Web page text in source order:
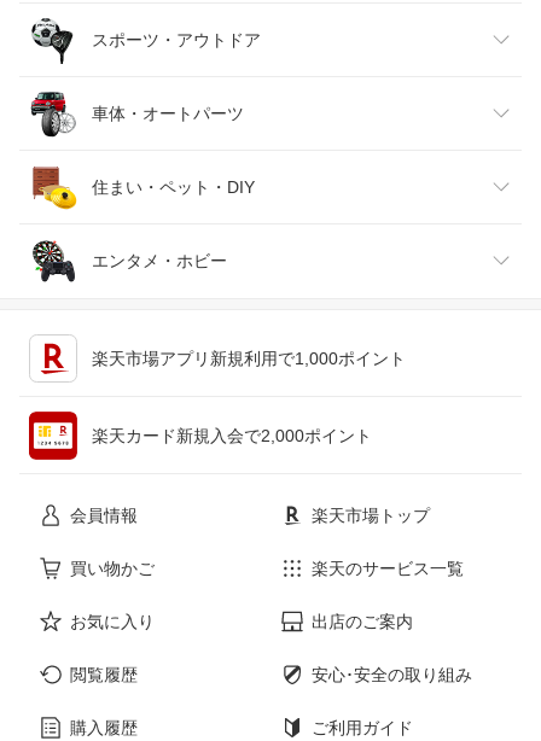
バッグ・小物・ブランド雑貨
靴
腕時計
ジュエリー・アクセサリー
ワイン
日本酒・焼酎
おもちゃ
家電
TV・オーディオ・カメラ
スマートフォン・タブレット
パソコン・周辺機器
スポーツ・アウトドア
スポーツ・アウトドア
ゴルフ
車体・オートパーツ
車用品・バイク用品
車・バイク
住まい・ペット・DIY
インテリア・寝具・収納
エンタメ・ホビー
本・雑誌・コミック
楽天市場アプリ新規利用で1,000ポイント
楽天カード新規入会で2,000ポイント
会員情報 楽天市場トップ
買い物かご 楽天のサービス一覧
お気に入り 出店のご案内
閲覧履歴 安心･安全の取り組み
購入履歴 ご利用ガイド